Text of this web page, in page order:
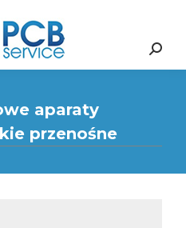
Search:
aparaty
przenośne